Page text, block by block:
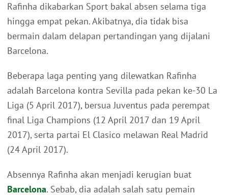
Rafinha dikabarkan Sport bakal absen selama tiga
hingga empat pekan. Akibatnya, dia tidak bisa
bermain dalam delapan pertandingan yang dijalani
Barcelona.
Beberapa laga penting yang dilewatkan Rafinha
adalah Barcelona kontra Sevilla pada pekan ke-30 La
Liga (5 April 2017), bersua Juventus pada perempat
final Liga Champions (12 April 2017 dan 19 April
2017), serta partai El Clasico melawan Real Madrid
(24 April 2017).
Absennya Rafinha akan menjadi kerugian buat
Barcelona. Sebab, dia adalah salah satu pemain